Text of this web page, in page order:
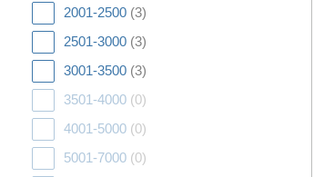
2001-2500 (3)
2501-3000 (3)
3001-3500 (3)
3501-4000 (0)
4001-5000 (0)
5001-7000 (0)